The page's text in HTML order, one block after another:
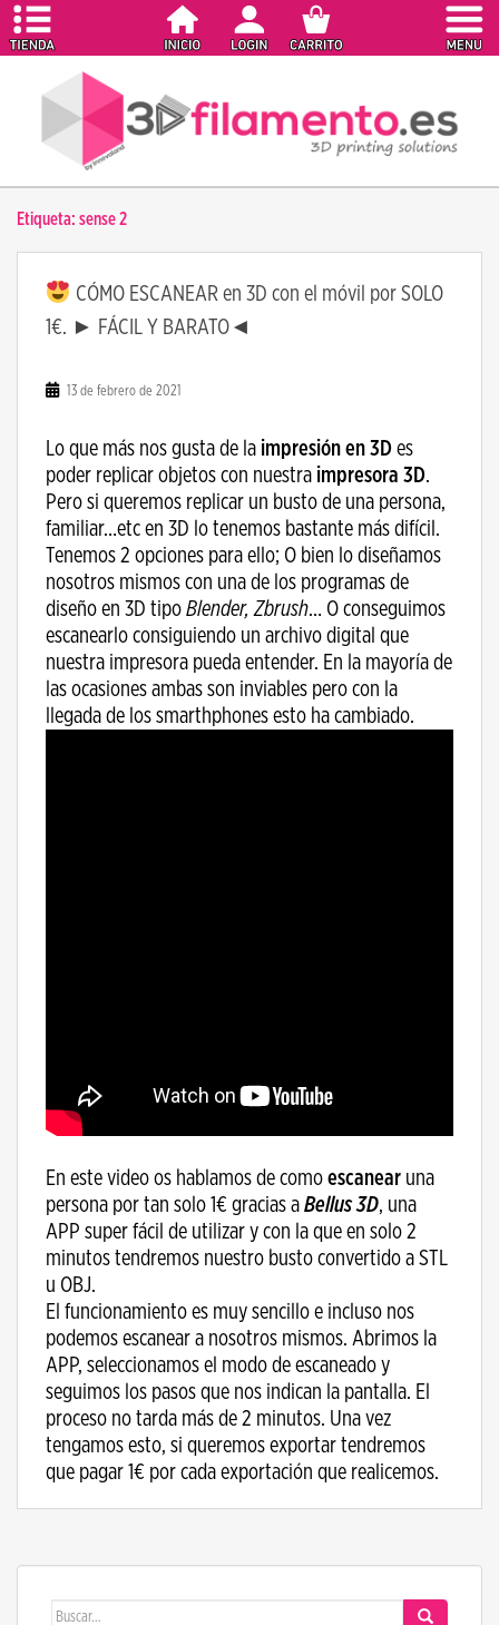
Etiqueta: sense 2
CÓMO ESCANEAR en 3D con el móvil por SOLO
1€. ► FÁCIL Y BARATO◄
13 de febrero de 2021
Lo que más nos gusta de la impresión en 3D es
poder replicar objetos con nuestra impresora 3D.
Pero si queremos replicar un busto de una persona,
familiar…etc en 3D lo tenemos bastante más difícil.
Tenemos 2 opciones para ello; O bien lo diseñamos
nosotros mismos con una de los programas de
diseño en 3D tipo Blender, Zbrush… O conseguimos
escanearlo consiguiendo un archivo digital que
nuestra impresora pueda entender. En la mayoría de
las ocasiones ambas son inviables pero con la
llegada de los smarthphones esto ha cambiado.
En este video os hablamos de como escanear una
persona por tan solo 1€ gracias a Bellus 3D, una
APP super fácil de utilizar y con la que en solo 2
minutos tendremos nuestro busto convertido a STL
u OBJ.
El funcionamiento es muy sencillo e incluso nos
podemos escanear a nosotros mismos. Abrimos la
APP, seleccionamos el modo de escaneado y
seguimos los pasos que nos indican la pantalla. El
proceso no tarda más de 2 minutos. Una vez
tengamos esto, si queremos exportar tendremos
que pagar 1€ por cada exportación que realicemos.
Buscar: